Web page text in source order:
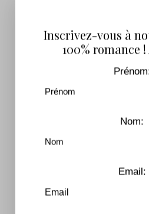
démone
Inscrivez-vous à
100% romance
Nom:
Email: